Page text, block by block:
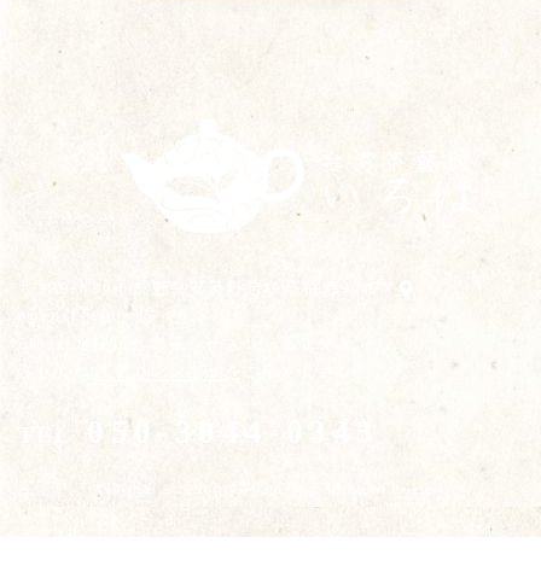
open 10:00~17:00
050-3044-0343